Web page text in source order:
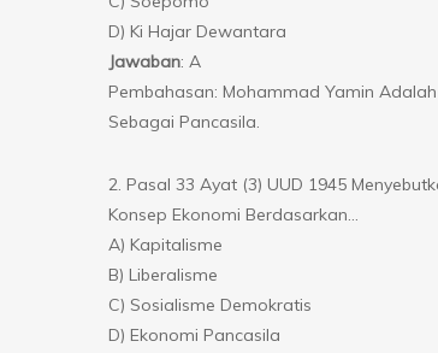
D) Ki Hajar Dewantara
Jawaban: A
Pembahasan: Mohammad Yamin
Sebagai Pancasila.
2. Pasal 33 Ayat (3) UUD 1945
Konsep Ekonomi Berdasarkan…
A) Kapitalisme
B) Liberalisme
C) Sosialisme Demokratis
D) Ekonomi Pancasila